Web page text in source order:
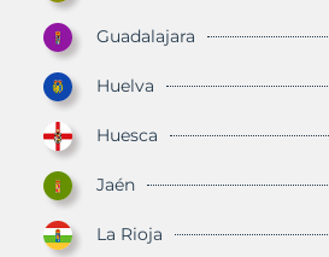
Guadalajara
Huelva
Huesca
Jaén
La Rioja